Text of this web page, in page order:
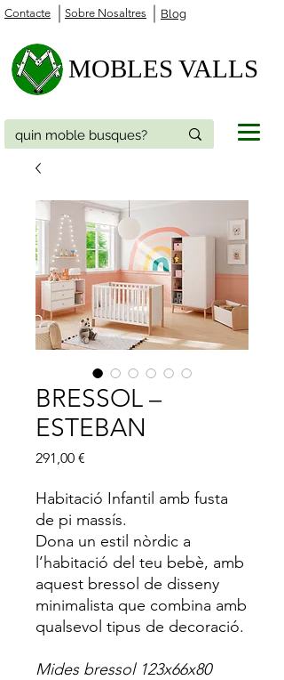
Contacte Blog
Sobre Nosaltres
MOBLES VALLS
BRESSOL –
ESTEBAN
291,00 €
Habitació Infantil amb fusta
de pi massís.
Dona un estil nòrdic a
l’habitació del teu bebè, amb
aquest bressol de disseny
minimalista que combina amb
qualsevol tipus de decoració.
Mides bressol 123x66x80